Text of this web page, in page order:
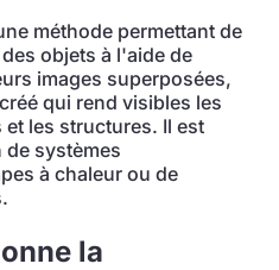
méthode permettant de
objets à l'aide de
images superposées,
qui rend visibles les
les structures. Il est
systèmes
à chaleur ou de
la